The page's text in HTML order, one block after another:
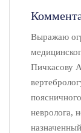
Выражаю
Пичкасову
невролога,